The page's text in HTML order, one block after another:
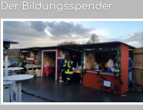
Der Bildungsspender